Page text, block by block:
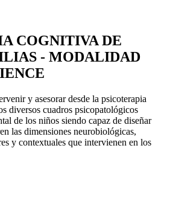
COGNITIVA DE
- MODALIDAD
y asesorar desde la psicoterapia
diversos cuadros psicopatológicos
de los niños siendo capaz de diseñar
las dimensiones neurobiológicas,
y contextuales que intervienen en los